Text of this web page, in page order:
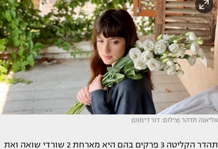
אליאנה תדהר (צילום: דור דימנט)
תהדר הקליטה 3 פרקים בהם היא מארחת 2 שורדי שואה ואת